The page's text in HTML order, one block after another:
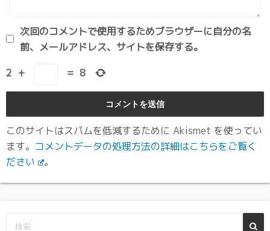
次回のコメントで使用するためブラウザーに自分の名
前、メールアドレス、サイトを保存する。
2 + = 8
このサイトはスパムを低減するために Akismet を使ってい
ます。 コメントデータの処理方法の詳細はこちらをご覧く
ださい
。